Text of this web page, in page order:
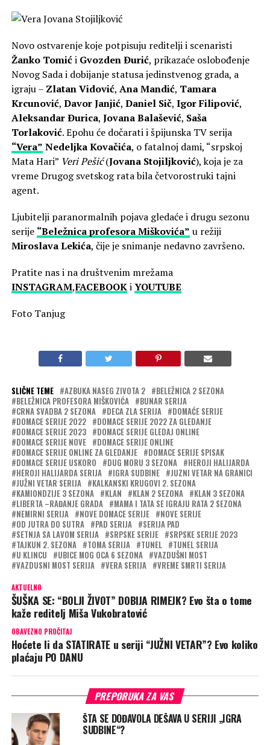
Novo ostvarenje koje potpisuju reditelji i scenaristi
Žanko Tomići Gvozden Ðurić, prikazaće oslobođenje
Novog Sada i dobijanje statusa jedinstvenog grada, a
igraju – Zlatan Vidović, Ana Mandić, Tamara
Krcunović, Davor Janjić, Daniel Sič, Igor Filipović,
Aleksandar Ðurica, Jovana Balašević, Saša
Torlaković. Epohu će dočarati i špijunska TV serija
“Vera” Nedeljka Kovačića, o fatalnoj dami, “srpskoj
Mata Hari” Veri Pešić(Jovana Stojiljković), koja je za
vreme Drugog svetskog rata bila četvorostruki tajni
agent.
Ljubitelji paranormalnih pojava gledaće i drugu sezonu
serije “Beležnica profesora Miškovića” u režiji
Miroslava Lekića, čije je snimanje nedavno završeno.
Pratite nas i na društvenim mrežama
INSTAGRAM,FACEBOOKiYOUTUBE
Foto Tanjug
SLIČNE TEME AZBUKA NASEG ZIVOTA 2
BELEŽNICA 2 SEZONA
BELEŽNICA PROFESORA MIŠKOVIĆA
BUNAR SERIJA
CRNA SVADBA 2 SEZONA
DECA ZLA SERIJA
DOMAĆE SERIJE
DOMACE SERIJE 2022
DOMACE SERIJE 2022 ZA GLEDANJE
DOMACE SERIJE 2023
DOMACE SERIJE GLEDAJ ONLINE
DOMACE SERIJE NOVE
DOMACE SERIJE ONLINE
DOMACE SERIJE ONLINE ZA GLEDANJE
DOMACE SERIJE SPISAK
DOMACE SERIJE USKORO
DUG MORU 3 SEZONA
HEROJI HALIJARDA
HEROJI HALIJARDA SERIJA
IGRA SUDBINE
JUZNI VETAR NA GRANICI
JUŽNI VETAR SERIJA
KALKANSKI KRUGOVI 2. SEZONA
KAMIONDZIJE 3 SEZONA
KLAN KLAN 2 SEZONA
KLAN 3 SEZONA
LIBERTA –RAĐANJE GRADA
MAMA I TATA SE IGRAJU RATA 2 SEZONA
NEMIRNI SERIJA
NOVE DOMACE SERIJE
NOVE SERIJE
OD JUTRA DO SUTRA
PAD SERIJA
SERIJA PAD
SETNJA SA LAVOM SERIJA
SRPSKE SERIJE
SRPSKE SERIJE 2023
TAJKUN 2. SEZONA
TOMA SERIJA TUNEL
TUNEL SERIJA
U KLINCU
UBICE MOG OCA 6 SEZONA
VAZDUŠNI MOST
VAZDUSNI MOST SERIJA
VERA SERIJA VREME SMRTI SERIJA
AKTUELNO
ŠUŠKA SE: “BOLJI ŽIVOT” DOBIJA RIMEJK? Evo šta o tome
kaže reditelj Miša Vukobratović
OBAVEZNO PROČITAJ
Hoćete li da STATIRATE u seriji “JUŽNI VETAR”? Evo koliko
plaćaju PO DANU
PREPORUKA ZA VAS
ŠTA SE DOĐAVOLA DEŠAVA U SERIJI „IGRA
SUDBINE“?